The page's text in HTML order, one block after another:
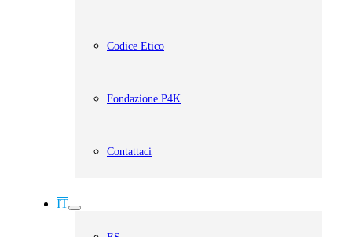
Codice Etico
Fondazione P4K
Contattaci
IT